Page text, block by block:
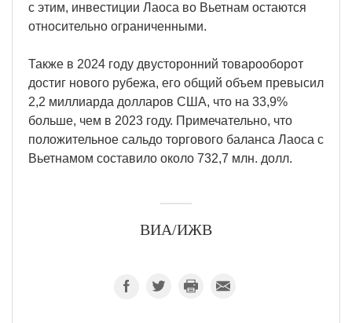
с этим, инвестиции Лаоса во Вьетнам остаются
относительно ограниченными.
Также в 2024 году двусторонний товарооборот
достиг нового рубежа, его общий объем превысил
2,2 миллиарда долларов США, что на 33,9%
больше, чем в 2023 году. Примечательно, что
положительное сальдо торгового баланса Лаоса с
Вьетнамом составило около 732,7 млн. долл.
ВИА/ИЖВ